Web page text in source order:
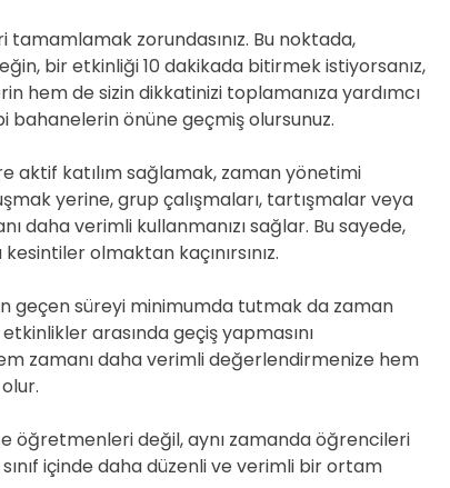
tamamlamak zorundasınız. Bu noktada,
bir etkinliği 10 dakikada bitirmek istiyorsanız,
hem de sizin dikkatinizi toplamanıza yardımcı
bahanelerin önüne geçmiş olursunuz.
aktif katılım sağlamak, zaman yönetimi
yerine, grup çalışmaları, tartışmalar veya
daha verimli kullanmanızı sağlar. Bu sayede,
olmaktan kaçınırsınız.
geçen süreyi minimumda tutmak da zaman
arasında geçiş yapmasını
zamanı daha verimli değerlendirmenize hem
öğretmenleri değil, aynı zamanda öğrencileri
içinde daha düzenli ve verimli bir ortam